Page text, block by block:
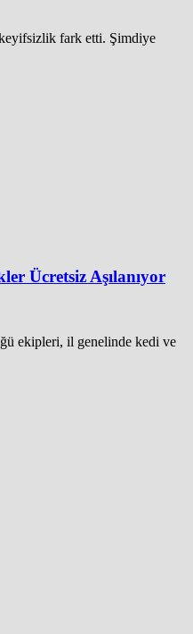
fark etti. Şimdiye
Ücretsiz Aşılanıyor
ekipleri, il genelinde kedi ve